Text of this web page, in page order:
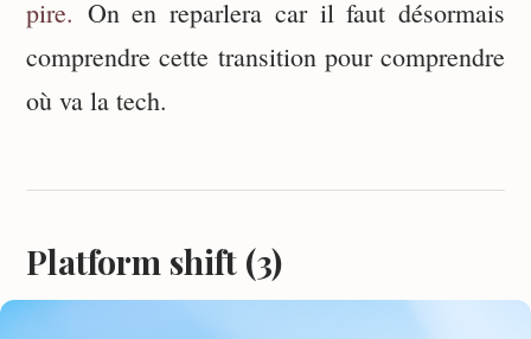
pire. On en reparlera car il faut désormais
comprendre cette transition pour comprendre
où va la tech.
Platform shift (3)